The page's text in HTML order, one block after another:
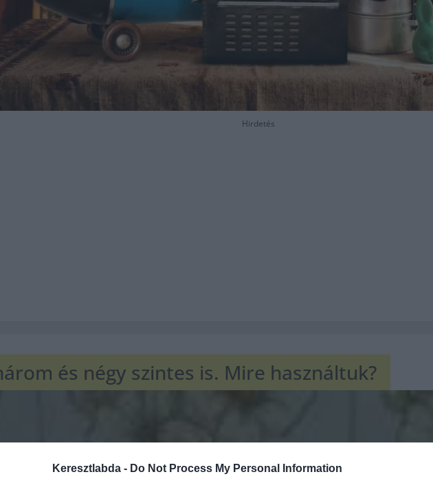
Keresztlabda - Do Not Process My Personal Information
Hirdetés
és négy szintes is. Mire használtuk?